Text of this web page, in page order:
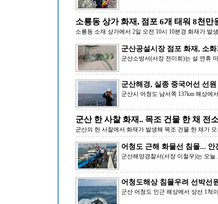
소룡동 상가 화재, 점포 6개 태워 8천만
소룡동 소재 상가에서 2일 오전 10시 10분경 화재가 발
군산공설시장 점포 화재, 소
군산소방서(서장 전미희)는 설 연휴
군산해경, 실종 중국어선 선
군산시 어청도 남서쪽 137km 해상에
군산 한 사찰 화재.. 목조 건물 한 채 전
군산의 한 사찰에서 화재가 발생해 목조 건물 한 채가
어청도 근해 화물선 침몰... 안
군산해양경찰서(서장 이철우)는 오늘
어청도해상 침몰우려 선박선
군산 어청도 인근 해상에서 상선 1척